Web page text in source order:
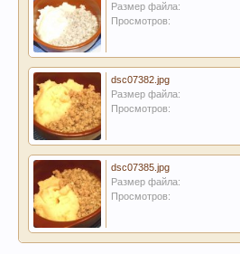
Размер файла:
Просмотров:
dsc07382.jpg
Размер файла:
Просмотров:
dsc07385.jpg
Размер файла:
Просмотров: